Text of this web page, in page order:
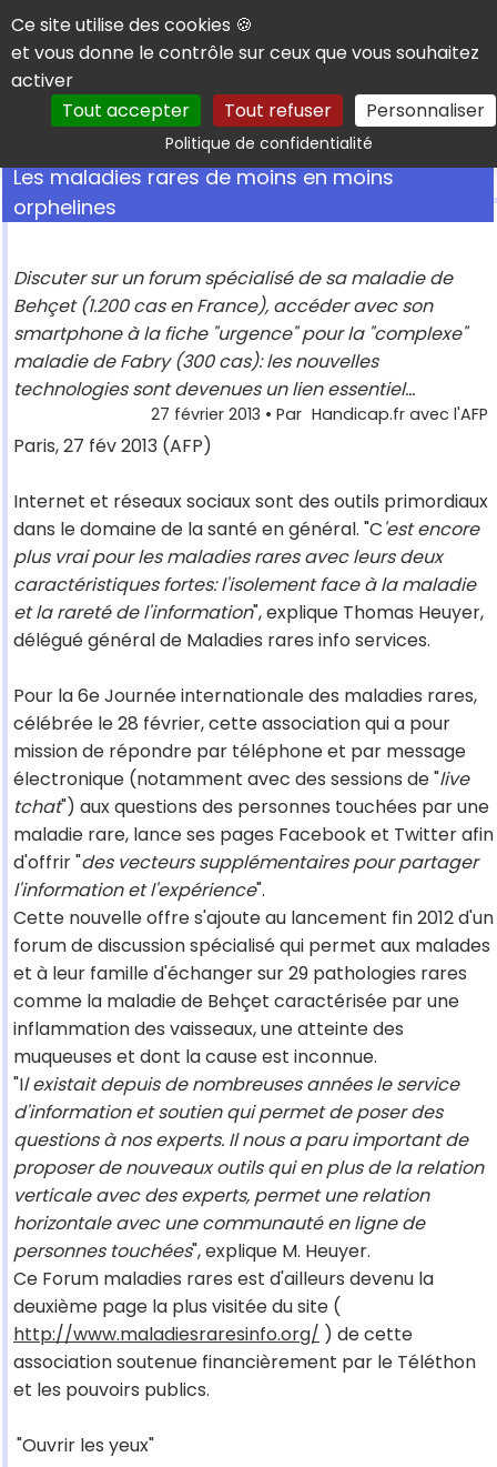
Panneau de gestion des cookies
Ce site utilise des cookies 🍪
et vous donne le contrôle sur ceux que vous souhaitez
activer
Tout accepter
Tout refuser Personnaliser
Politique de confidentialitéRechercher
Les maladies rares de moins en moins
orphelines
Discuter sur un forum spécialisé de sa maladie de
Behçet (1.200 cas en France), accéder avec son
smartphone à la fiche "urgence" pour la "complexe"
maladie de Fabry (300 cas): les nouvelles
technologies sont devenues un lien essentiel...
27 février 2013 • Par Handicap.fr avec l'AFP
Paris, 27 fév 2013 (AFP)
Internet et réseaux sociaux sont des outils primordiaux
dans le domaine de la santé en général. "C'est encore
plus vrai pour les maladies rares avec leurs deux
caractéristiques fortes: l'isolement face à la maladie
et la rareté de l'information", explique Thomas Heuyer,
délégué général de Maladies rares info services.
Pour la 6e Journée internationale des maladies rares,
célébrée le 28 février, cette association qui a pour
mission de répondre par téléphone et par message
électronique (notamment avec des sessions de "live
tchat") aux questions des personnes touchées par une
maladie rare, lance ses pages Facebook et Twitter afin
d'offrir "des vecteurs supplémentaires pour partager
l'information et l'expérience".
Cette nouvelle offre s'ajoute au lancement fin 2012 d'un
forum de discussion spécialisé qui permet aux malades
et à leur famille d'échanger sur 29 pathologies rares
comme la maladie de Behçet caractérisée par une
inflammation des vaisseaux, une atteinte des
muqueuses et dont la cause est inconnue.
"Il existait depuis de nombreuses années le service
d'information et soutien qui permet de poser des
questions à nos experts. Il nous a paru important de
proposer de nouveaux outils qui en plus de la relation
verticale avec des experts, permet une relation
horizontale avec une communauté en ligne de
personnes touchées", explique M. Heuyer.
Ce Forum maladies rares est d'ailleurs devenu la
deuxième page la plus visitée du site (
http://www.maladiesraresinfo.org/ ) de cette
association soutenue financièrement par le Téléthon
et les pouvoirs publics.
"Ouvrir les yeux"